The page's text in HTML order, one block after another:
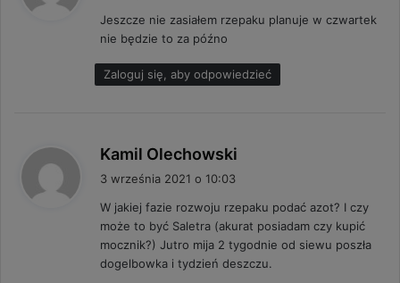
z
e
:
Jeszcze nie zasiałem rzepaku planuje w czwartek
nie będzie to za późno
Zaloguj się, aby odpowiedzieć
Kamil Olechowski
z
e
:
3 września 2021 o 10:03
W jakiej fazie rozwoju rzepaku podać azot? I czy
może to być Saletra (akurat posiadam czy kupić
mocznik?) Jutro mija 2 tygodnie od siewu poszła
dogelbowka i tydzień deszczu.